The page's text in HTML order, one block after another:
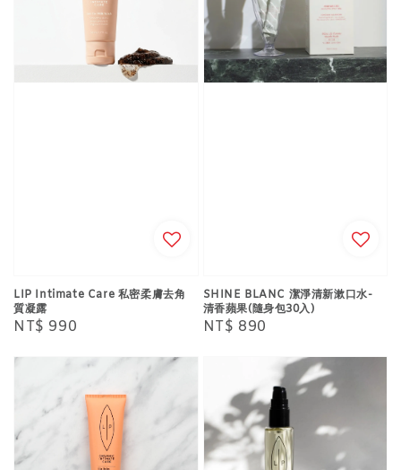
LIP Intimate Care 私密柔膚去角
質凝露
Regular
NT$ 990
SHINE BLANC 潔淨清新漱口水-
清香蘋果(隨身包30入)
Regular
NT$ 890